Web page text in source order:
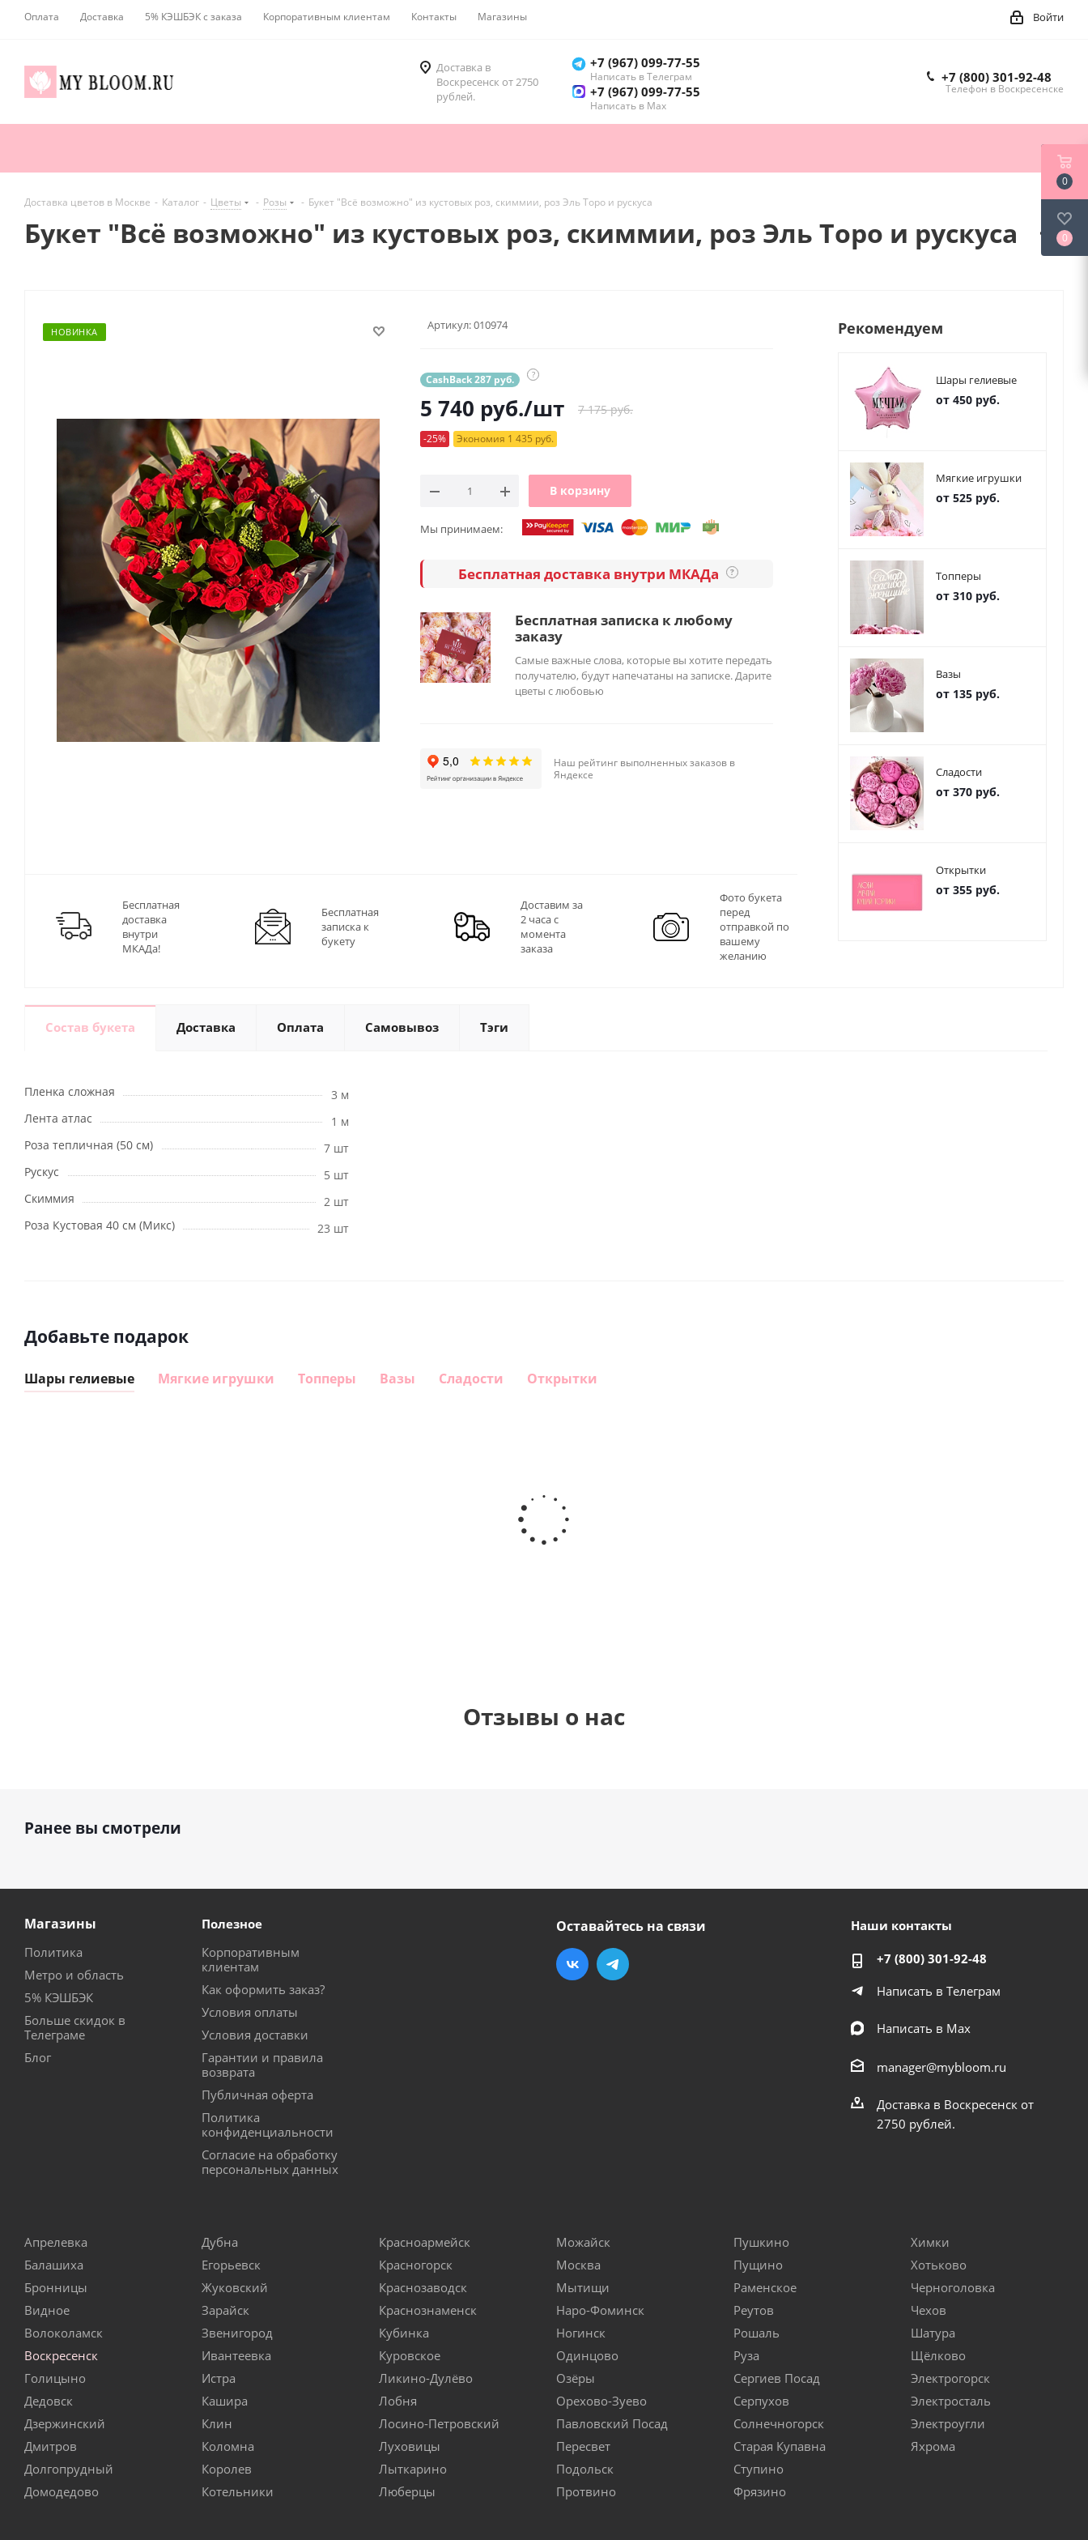
Оплата Доставка 5% КЭШБЭК с заказа Корпоративным клиентам Контакты Магазины Войти
Доставка в
Воскресенск от 2750
рублей.
+7 (967) 099-77-55
Написать в Телеграм
+7 (967) 099-77-55
Написать в Мах
+7 (800) 301-92-48
Телефон в Воскресенске
Доставка цветов в Москве - Каталог - Цветы - Розы - Букет "Всё возможно" из кустовых роз, скиммии, роз Эль Торо и рускуса
Букет "Всё возможно" из кустовых роз, скиммии, роз Эль Торо и рускуса
НОВИНКА Артикул:010974
CashBack 287 руб. ?
5 740 руб./шт 7 175 руб.
-25% Экономия 1 435 руб.
В корзину
Мы принимаем:
Бесплатная доставка внутри МКАДа ?
Бесплатная записка к любому
заказу
Самые важные слова, которые вы хотите передать
получателю, будут напечатаны на записке. Дарите
цветы с любовью
Наш рейтинг выполненных заказов в
Яндексе
Бесплатная
доставка
внутри
МКАДа!
Бесплатная
записка к
букету
Доставим за
2 часа с
момента
заказа
Фото букета
перед
отправкой по
вашему
желанию
Рекомендуем
Шары гелиевые
от 450 руб.
Мягкие игрушки
от 525 руб.
Топперы
от 310 руб.
Вазы
от 135 руб.
Сладости
от 370 руб.
Открытки
от 355 руб.
Состав букета Доставка Оплата Самовывоз Тэги
Пленка сложная
3 м
Лента атлас
1 м
Роза тепличная (50 см)
7 шт
Рускус
5 шт
Скиммия
2 шт
Роза Кустовая 40 см (Микс)
23 шт
Добавьте подарок
Шары гелиевые Мягкие игрушки Топперы Вазы Сладости Открытки
сердце,
моя
любовь
Отзывы о нас
Ранее вы смотрели
Магазины
Политика
Метро и область
5% КЭШБЭК
Больше скидок в
Телеграме
Блог
Полезное
Корпоративным
клиентам
Как оформить заказ?
Условия оплаты
Условия доставки
Гарантии и правила
возврата
Публичная оферта
Политика
конфиденциальности
Согласие на обработку
персональных данных
Оставайтесь на связи Наши контакты
+7 (800) 301-92-48
Написать в Телеграм
Написать в Мах
manager@mybloom.ru
Доставка в Воскресенск от
2750 рублей.
Апрелевка
Балашиха
Бронницы
Видное
Волоколамск
Воскресенск
Голицыно
Дедовск
Дзержинский
Дмитров
Долгопрудный
Домодедово
Дубна
Егорьевск
Жуковский
Зарайск
Звенигород
Ивантеевка
Истра
Кашира
Клин
Коломна
Королев
Котельники
Красноармейск
Красногорск
Краснозаводск
Краснознаменск
Кубинка
Куровское
Ликино-Дулёво
Лобня
Лосино-Петровский
Луховицы
Лыткарино
Люберцы
Можайск
Москва
Мытищи
Наро-Фоминск
Ногинск
Одинцово
Озёры
Орехово-Зуево
Павловский Посад
Пересвет
Подольск
Протвино
Пушкино
Пущино
Раменское
Реутов
Рошаль
Руза
Сергиев Посад
Серпухов
Солнечногорск
Старая Купавна
Ступино
Фрязино
Химки
Хотьково
Черноголовка
Чехов
Шатура
Щёлково
Электрогорск
Электросталь
Электроугли
Яхрома
0
0